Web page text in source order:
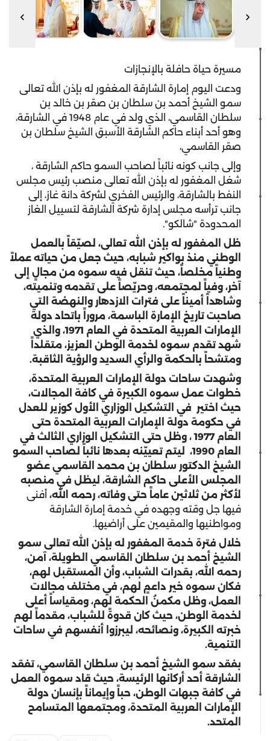
مسيرة حياة حافلة بالإنجازات
ودعت اليوم إمارة الشارقة المغفور له بإذن الله تعالى
سمو الشيخ أحمد بن سلطان بن صقر بن خالد بن
سلطان القاسمي، الذي ولد في عام 1948 في الشارقة،
وهو أحد أبناء حاكم الشارقة الأسبق الشيخ سلطان بن
صقر القاسمي،
وإلى جانب كونه نائباً لصاحب السمو حاكم الشارقة ،
شغل المغفور له بإذن الله تعالى منصب رئيس مجلس
النفط بالشارقة، والرئيس الفخري لشركة دانة غاز، إلى
جانب ترأسه مجلس إدارة شركة الشارقة لتسييل الغاز
المحدودة "شالكو".
ظل
المغفور له بإذن الله تعالى، لصيّقاً بالعمل
الوطني منذ بواكير شبابه، حيث جعل من حياته عملاً
وطنياً مخلصاً، حيث تنقل فيه سموه من مجالٍ إلى
آخر، وفياً لمجتمعه، وحريّصاً على تقدمه وتنميته،
وشاهداً أميناً على فترات الازدهار والنهضة التي
صاحبت تاريخ الإمارة الباسمة، مروراً باتحاد دولة
الإمارات العربية المتحدة في العام 1971، والذي
شهد تقدم سموه لخدمة الوطن العزيز، متقلداً
ومتشحاً بالحكمة والرأي السديد والرؤية الثاقبة.
وشهدت ساحات دولة الإمارات العربية المتحدة،
خطوات عمل سموه الكبيرة في كافة المجالات،
حيث اختير في التشكيل الوزاري الأول كوزير للعدل
في حكومة دولة الإمارات العربية المتحدة حتى
العام 1977 ، وظل حتى التشكيل الوزاري الثالث في
العام 1990، ليتم تعييّنه بعدها نائباً لصاحب السمو
الشيخ الدكتور سلطان بن محمد القاسمي عضو
المجلس الأعلى حاكم الشارقة، ليظل في منصبه
لأكثر من ثلاثين عاماً حتى وفاته، رحمه الله، أفنى
فيها جل وقته وجهده في خدمة إمارة الشارقة
ومواطنيها والمقيمين على أراضيها.
خلال فترة خدمة المغفور له بإذن الله تعالى سمو
الشيخ أحمد بن سلطان القاسمي الطويلة، آمن،
رحمه الله، بقدرات الشباب، وأن المستقبل لهم،
فكان سموه خير داعمٍ لهم، في مختلف مجالات
العمل، وظل مكمنُ الحكمة لهم، ومقياساً أعلى
لخدمة الوطن، حيث كان قدوةً للشباب، مقدماً لهم
خبرته الكبيرة، ونصائحه، ليبرزوا أنفسهم في ساحات
التنمية.
بفقد سمو الشيخ أحمد بن سلطان القاسمي، تفقد
الشارقة أحد أركانها الرئيسة، حيث قاد سموه العمل
في كافة جبهات الوطن، حباً وإيماناً بإنسان دولة
الإمارات العربية المتحدة، ومجتمعها المتسامح
المتحد.